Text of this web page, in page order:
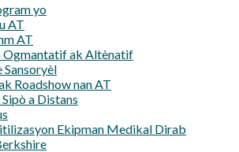
yo
AT
AT
Ogmantatif ak Altènatif
Roadshow nan AT
a Distans
Ekipman Medikal Dirab